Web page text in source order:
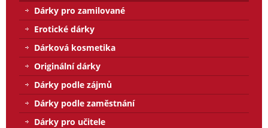
Dárky pro zamilované
Erotické dárky
Dárková kosmetika
Originální dárky
Dárky podle zájmů
Dárky podle zaměstnání
Dárky pro učitele